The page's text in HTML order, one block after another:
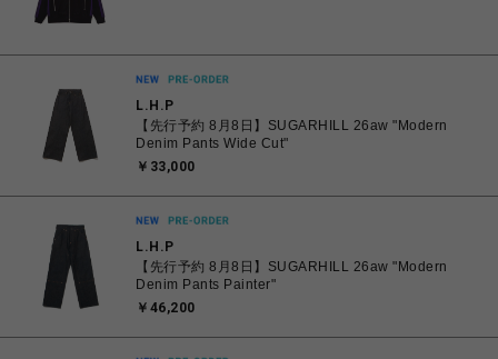
L.H.P
【先行予約 8月8日】SUGARHILL 26aw "Modern
Denim Pants Wide Cut"
￥33,000
L.H.P
【先行予約 8月8日】SUGARHILL 26aw "Modern
Denim Pants Painter"
￥46,200